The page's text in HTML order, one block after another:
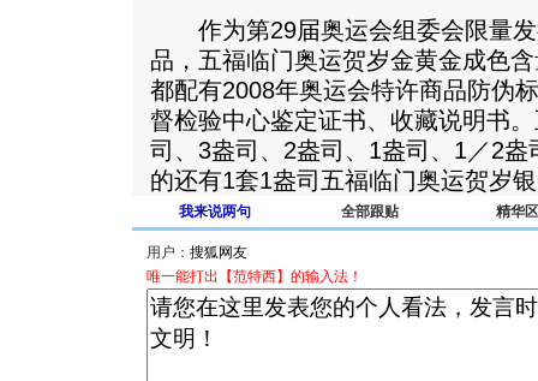
作为第29届奥运会组委会限量发
品，五福临门奥运贺岁金黄金成色
都配有2008年奥运会特许商品防伪
督检验中心鉴定证书、收藏说明书
司、3盎司、2盎司、1盎司、1／2
的还有1套1盎司五福临门奥运贺岁
我来说两句 全部跟贴 精华区
用户：
唯一能打出【范特西】的输入法！